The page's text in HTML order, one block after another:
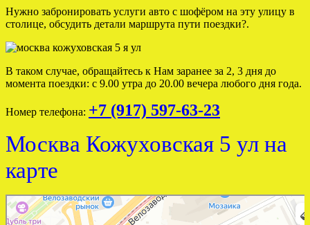
Нужно забронировать услуги авто с шофёром на эту улицу в
столице, обсудить детали маршрута пути поездки?.
В таком случае, обращайтесь к Нам заранее за 2, 3 дня до
момента поездки: с 9.00 утра до 20.00 вечера любого дня года.
Номер телефона: +7 (917) 597-63-23
Москва Кожуховская 5 ул на
карте
Москва
5-я Кожуховская улица — Яндекс Карты